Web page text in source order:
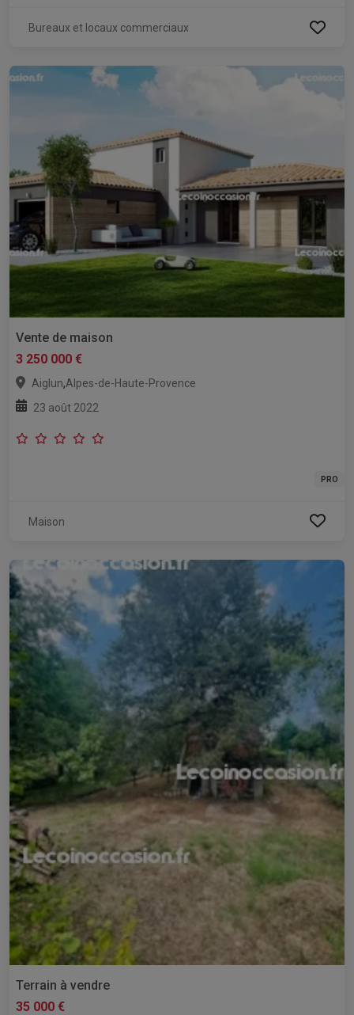
Bureaux et locaux commerciaux
Vente de maison
3 250 000 €
Aiglun,Alpes-de-Haute-Provence
23 août 2022
PRO
Maison
Terrain à vendre
35 000 €